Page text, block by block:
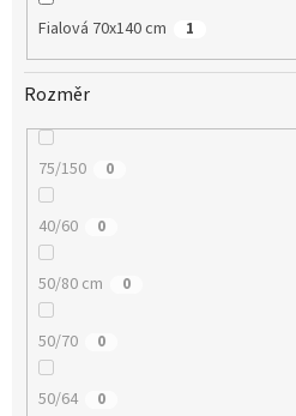
Fialová 70x140 cm 1
Rozměr
75/150 0
40/60 0
50/80 cm 0
50/70 0
50/64 0